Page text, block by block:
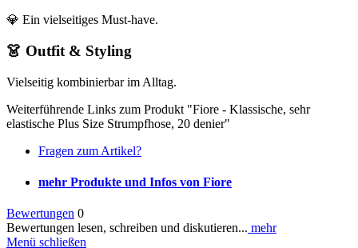
💎 Ein vielseitiges Must-have.
👗 Outfit & Styling
Vielseitig kombinierbar im Alltag.
Weiterführende Links zum Produkt "Fiore - Klassische, sehr
elastische Plus Size Strumpfhose, 20 denier"
Fragen zum Artikel?
mehr Produkte und Infos von Fiore
Bewertungen 0
Bewertungen lesen, schreiben und diskutieren... mehr
Menü schließen